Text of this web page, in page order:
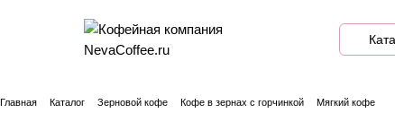
Главная Каталог Зерновой кофе Кофе в зернах с горчинкой Мягкий кофе